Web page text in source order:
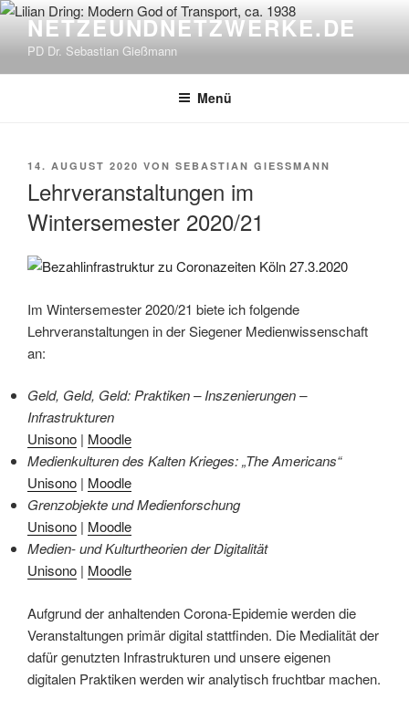
Zum
springen
NETZEUNDNETZWERKE.DE
PD Dr. Sebastian Gießmann
Menü
VERÖFFENTLICHT
14. AUGUST 2020 VON SEBASTIAN GIESSMANN
Lehrveranstaltungen im
Wintersemester 2020/21
Im Wintersemester 2020/21 biete ich folgende
Lehrveranstaltungen in der Siegener Medienwissenschaft
an:
Geld, Geld, Geld: Praktiken – Inszenierungen –
Infrastrukturen
Unisono | Moodle
Medienkulturen des Kalten Krieges: „The Americans“
Unisono | Moodle
Grenzobjekte und Medienforschung
Unisono | Moodle
Medien- und Kulturtheorien der Digitalität
Unisono | Moodle
Aufgrund der anhaltenden Corona-Epidemie werden die
Veranstaltungen primär digital stattfinden. Die Medialität der
dafür genutzten Infrastrukturen und unsere eigenen
digitalen Praktiken werden wir analytisch fruchtbar machen.